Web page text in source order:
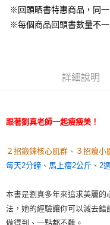
※回頭晒書特惠商品，同
※每個商品回頭書數量不一
詳細說明
跟著劉真老師一起瘦瘦美！
２招鍛鍊核心肌群、３招瘦
每天2分鐘、馬上瘦2公斤、2
本書是劉真多年來追求美麗
法，她的經驗讓你可以減去
做得到、一點都不難。